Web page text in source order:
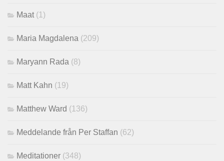
Maat (1)
Maria Magdalena (209)
Maryann Rada (8)
Matt Kahn (19)
Matthew Ward (136)
Meddelande från Per Staffan (62)
Meditationer (348)